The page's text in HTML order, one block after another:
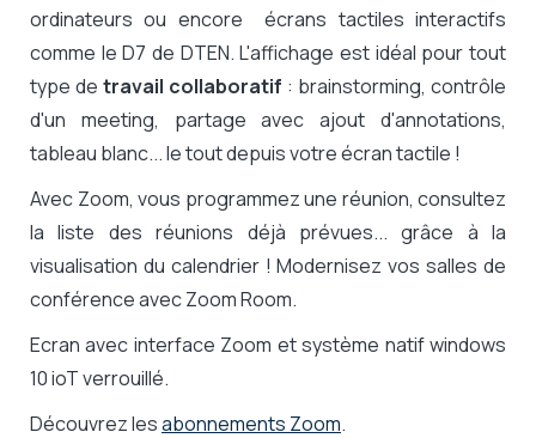
ordinateurs ou encore écrans tactiles interactifs
comme le D7 de DTEN. L'affichage est idéal pour tout
type de travail collaboratif : brainstorming, contrôle
d'un meeting, partage avec ajout d'annotations,
tableau blanc... le tout depuis votre écran tactile !
Avec Zoom, vous programmez une réunion, consultez
la liste des réunions déjà prévues... grâce à la
visualisation du calendrier ! Modernisez vos salles de
conférence avec Zoom Room.
Ecran avec interface Zoom et système natif windows
10 ioT verrouillé.
Découvrez lesabonnements Zoom.